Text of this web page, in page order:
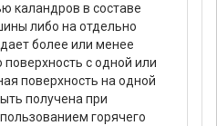
каландров в составе
либо на отдельно
более или менее
с одной или
поверхность на одной
получена при
горячего